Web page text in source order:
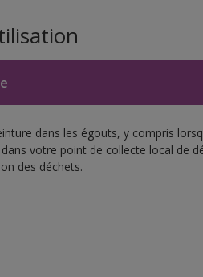
dans les égouts, y compris
votre point de collecte local de
des déchets.